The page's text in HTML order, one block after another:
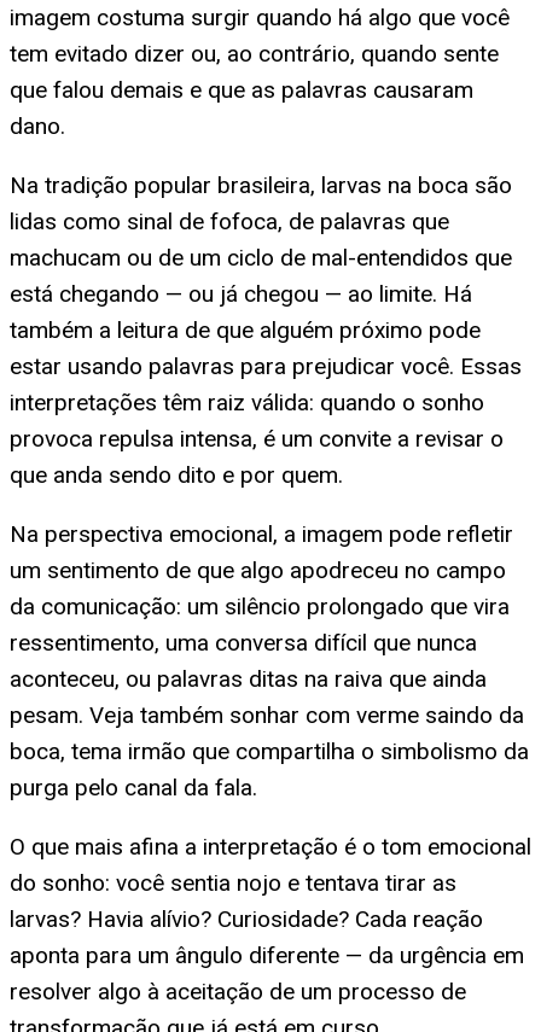
imagem costuma surgir quando há algo que você
tem evitado dizer ou, ao contrário, quando sente
que falou demais e que as palavras causaram
dano.
Na tradição popular brasileira, larvas na boca são
lidas como sinal de fofoca, de palavras que
machucam ou de um ciclo de mal-entendidos que
está chegando — ou já chegou — ao limite. Há
também a leitura de que alguém próximo pode
estar usando palavras para prejudicar você. Essas
interpretações têm raiz válida: quando o sonho
provoca repulsa intensa, é um convite a revisar o
que anda sendo dito e por quem.
Na perspectiva emocional, a imagem pode refletir
um sentimento de que algo apodreceu no campo
da comunicação: um silêncio prolongado que vira
ressentimento, uma conversa difícil que nunca
aconteceu, ou palavras ditas na raiva que ainda
pesam. Veja também sonhar com verme saindo da
boca, tema irmão que compartilha o simbolismo da
purga pelo canal da fala.
O que mais afina a interpretação é o tom emocional
do sonho: você sentia nojo e tentava tirar as
larvas? Havia alívio? Curiosidade? Cada reação
aponta para um ângulo diferente — da urgência em
resolver algo à aceitação de um processo de